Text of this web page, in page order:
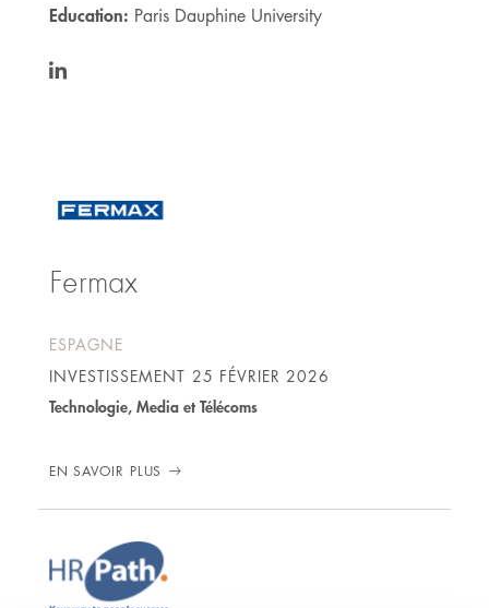
Education: Paris Dauphine University
Fermax
ESPAGNE
INVESTISSEMENT 25 FÉVRIER 2026
Technologie, Media et Télécoms
EN SAVOIR PLUS